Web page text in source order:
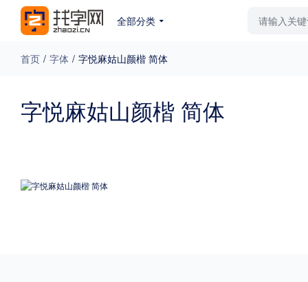
全部分类
免费下载 收费下载 更多
首页 / 字体 / 字悦麻姑山颜楷 简体
字悦麻姑山颜楷 简体